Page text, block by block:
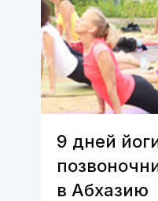
9 дней
в Абхазию